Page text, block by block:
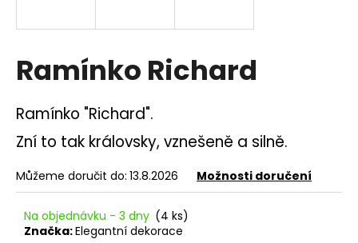
Ramínko Richard
Ramínko "Richard".
Zní to tak královsky, vznešeně a silně.
Můžeme doručit do: 13.8.2026 Možnosti doručení
Na objednávku - 3 dny (4 ks)
Značka:Elegantní dekorace
í
t
?
HLEDAT